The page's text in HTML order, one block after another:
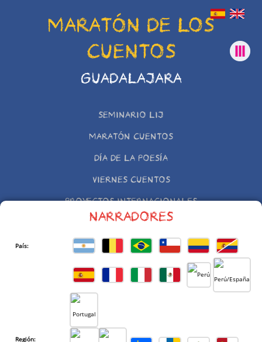
MARATÓN DE LOS
CUENTOS
GUADALAJARA
SEMINARIO LIJ
MARATÓN CUENTOS
DÍA DE LA POESÍA
VIERNES CUENTOS
PROYECTOS INTERNACIONALES
OTRAS INICIATIVAS
NARRADORES
País:
Región: